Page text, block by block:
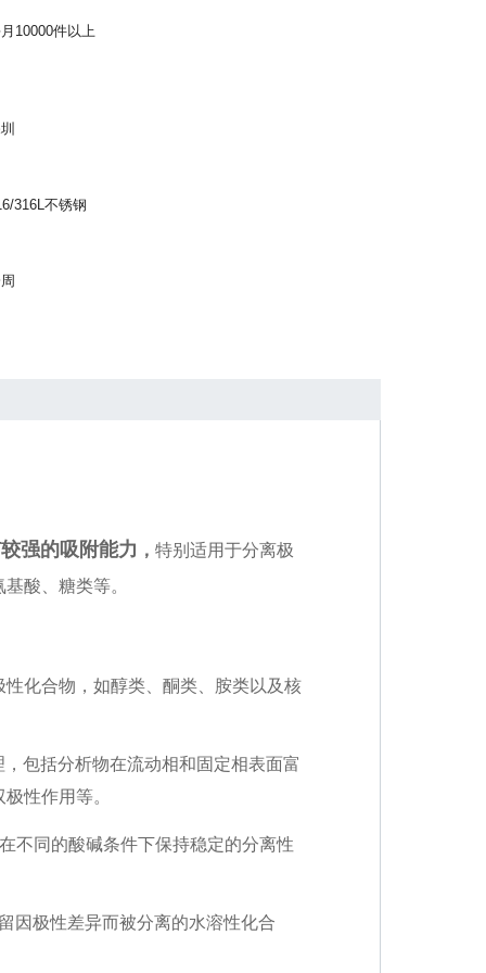
10000件以上
316L不锈钢
强的吸附能力 ， 特别适用于分离极
酸、糖类等。
化合物，如醇类、酮类、胺类以及核
包括分析物在流动相和固定相表面富
性作用等。
不同的酸碱条件下保持稳定的分离性
因极性差异而被分离的水溶性化合